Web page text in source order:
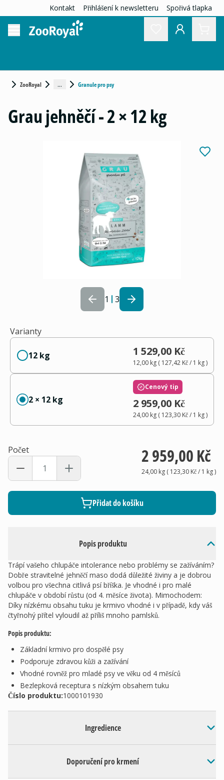
Kontakt Přihlášení k newsletteru Spořivá tlapka
ZooRoyal ... Granule pro psy
1 3
Popis produktu
Trápí vašeho chlupáče intolerance nebo problémy se zažíváním?
Dobře stravitelné jehněčí maso dodá důležité živiny a je dobrou
volbou pro všechna citlivá psí bříška. Je vhodné i pro malé
chlupáče v období růstu (od 4. měsíce života). Mimochodem:
Díky nízkému obsahu tuku je krmivo vhodné i v případě, kdy váš
čtyřnohý přítel vyloudil až příliš mnoho pamlsků.
Popis produktu:
Základní krmivo pro dospělé psy
Podporuje zdravou kůži a zažívání
Vhodné rovněž pro mladé psy ve věku od 4 měsíců
Bezlepková receptura s nízkým obsahem tuku
Číslo produktu:1000101930
Ingredience
Doporučení pro krmení
Grau jehněčí - 2 × 12 kg
Varianty
12 kg 1 529,00 Kč
12,00 kg( 127,42 Kč/ 1 kg)
2 × 12 kg
Cenový tip
2 959,00 Kč
24,00 kg( 123,30 Kč/ 1 kg)
Počet 2 959,00 Kč
24,00 kg( 123,30 Kč/ 1 kg)
Přidat do košíku